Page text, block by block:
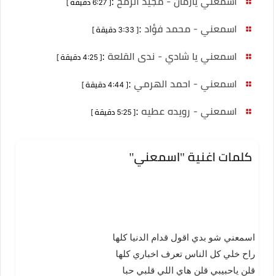
[ 6:27 دقيقة ]
اسمعني - محمد فؤاد :[ 3:33 دقيقة ]
اسمعني يا شادي - ندى القلعة :[ 4:25 دقيقة ]
اسمعني - احمد الهرمي :[ 4:44 دقيقة ]
اسمعني - رويده عطيه :[ 5:25 دقيقة ]
كلمات اغنية "اسمعني"
اسمعني شو بدي اقول قدام الدنيا كلها
راح خلي كل الناس تعرف اخباري كلها
قلن ياحبيبي قلن هاي اللي قلبي حبا